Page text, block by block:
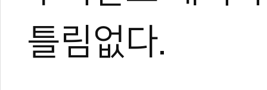
틀림없다.